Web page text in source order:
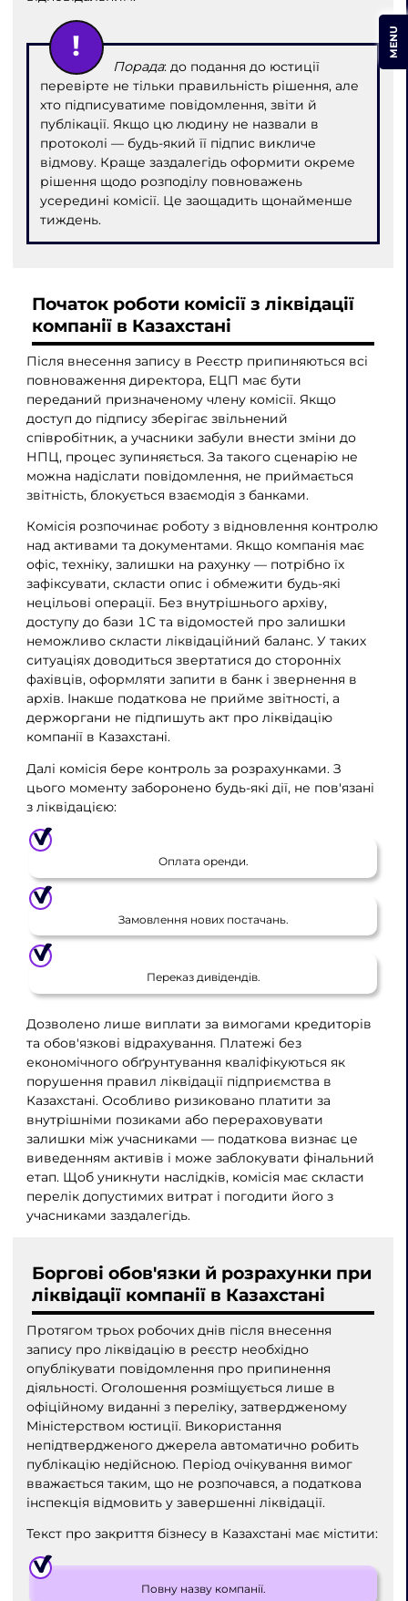
Порада: до подання до юстиції
перевірте не тільки правильність рішення, але
хто підписуватиме повідомлення, звіти й
публікації. Якщо цю людину не назвали в
протоколі — будь-який її підпис викличе
відмову. Краще заздалегідь оформити окреме
рішення щодо розподілу повноважень
усередині комісії. Це заощадить щонайменше
тиждень.
Початок роботи комісії з ліквідації
компанії в Казахстані
Після внесення запису в Реєстр припиняються всі
повноваження директора, ЕЦП має бути
переданий призначеному члену комісії. Якщо
доступ до підпису зберігає звільнений
співробітник, а учасники забули внести зміни до
НПЦ, процес зупиняється. За такого сценарію не
можна надіслати повідомлення, не приймається
звітність, блокується взаємодія з банками.
Комісія розпочинає роботу з відновлення контролю
над активами та документами. Якщо компанія має
офіс, техніку, залишки на рахунку — потрібно їх
зафіксувати, скласти опис і обмежити будь-які
нецільові операції. Без внутрішнього архіву,
доступу до бази 1С та відомостей про залишки
неможливо скласти ліквідаційний баланс. У таких
ситуаціях доводиться звертатися до сторонніх
фахівців, оформляти запити в банк і звернення в
архів. Інакше податкова не прийме звітності, а
держоргани не підпишуть акт про ліквідацію
компанії в Казахстані.
Далі комісія бере контроль за розрахунками. З
цього моменту заборонено будь-які дії, не пов'язані
з ліквідацією:
Оплата оренди.
Замовлення нових постачань.
Переказ дивідендів.
Дозволено лише виплати за вимогами кредиторів
та обов'язкові відрахування. Платежі без
економічного обґрунтування кваліфікуються як
порушення правил ліквідації підприємства в
Казахстані. Особливо ризиковано платити за
внутрішніми позиками або перераховувати
залишки між учасниками — податкова визнає це
виведенням активів і може заблокувати фінальний
етап. Щоб уникнути наслідків, комісія має скласти
перелік допустимих витрат і погодити його з
учасниками заздалегідь.
Боргові обов'язки й розрахунки при
ліквідації компанії в Казахстані
Протягом трьох робочих днів після внесення
запису про ліквідацію в реєстр необхідно
опублікувати повідомлення про припинення
діяльності. Оголошення розміщується лише в
офіційному виданні з переліку, затвердженому
Міністерством юстиції. Використання
непідтвердженого джерела автоматично робить
публікацію недійсною. Період очікування вимог
вважається таким, що не розпочався, а податкова
інспекція відмовить у завершенні ліквідації.
Текст про закриття бізнесу в Казахстані має містити:
Повну назву компанії.
MENU